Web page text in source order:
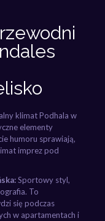
klimat Podhala w
elementy
humoru sprawiają,
imprez pod
Sportowy styl,
To
się podczas
w apartamentach i